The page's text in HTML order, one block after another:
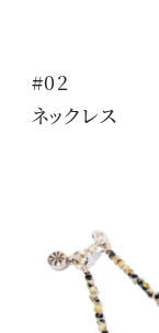
#02
ネックレス